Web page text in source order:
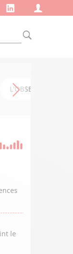
L'OBSERVATOIRE
le